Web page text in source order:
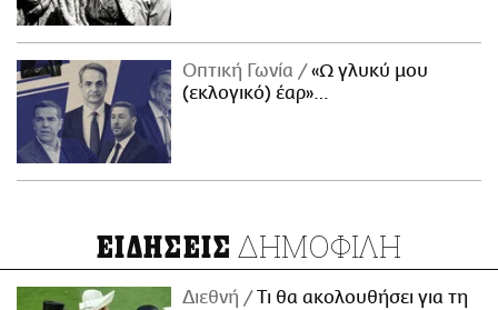
Οπτική Γωνία
«Ω γλυκύ μου
(εκλογικό) έαρ»…
ΕΙΔΗΣΕΙΣ ΔΗΜΟΦΙΛΗ
Διεθνή Τι θα ακολουθήσει για τη